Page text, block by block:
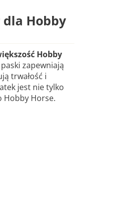
Hobby
Hobby
zapewniają
trwałość i
jest nie tylko
Hobby Horse.